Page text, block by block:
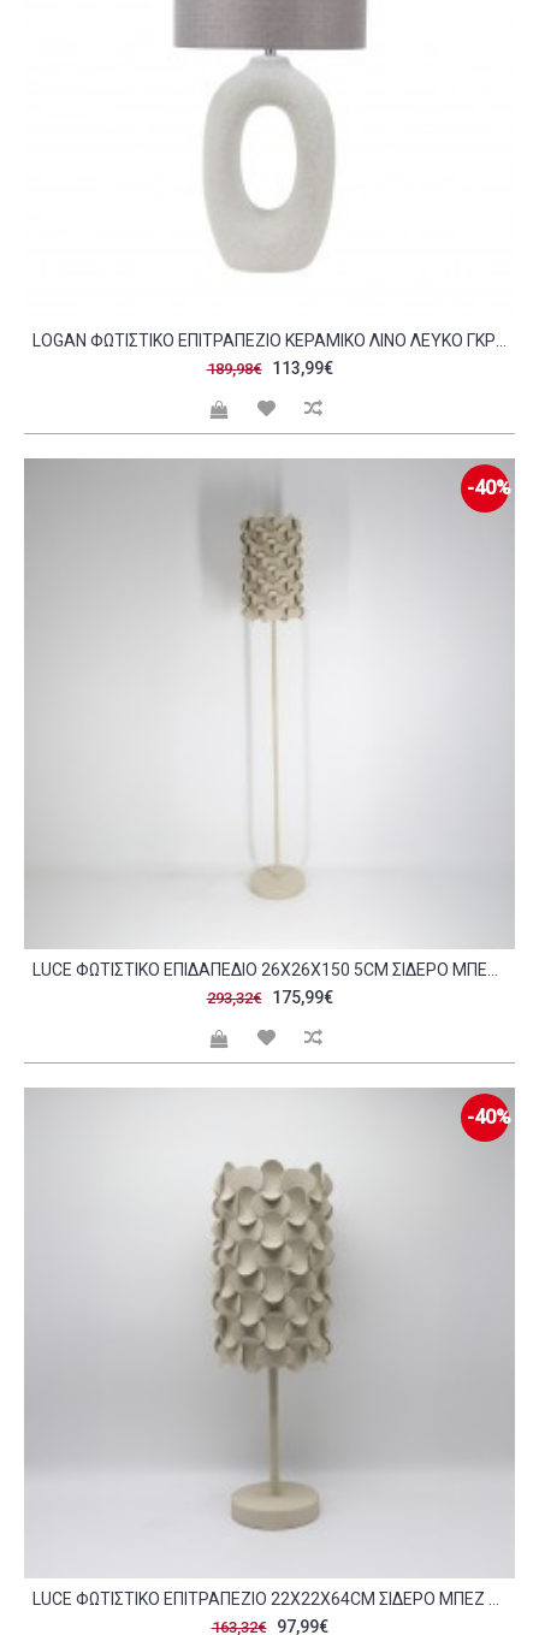
189,98€ 113,99€
-40%
293,32€ 175,99€
-40%
163,32€ 97,99€